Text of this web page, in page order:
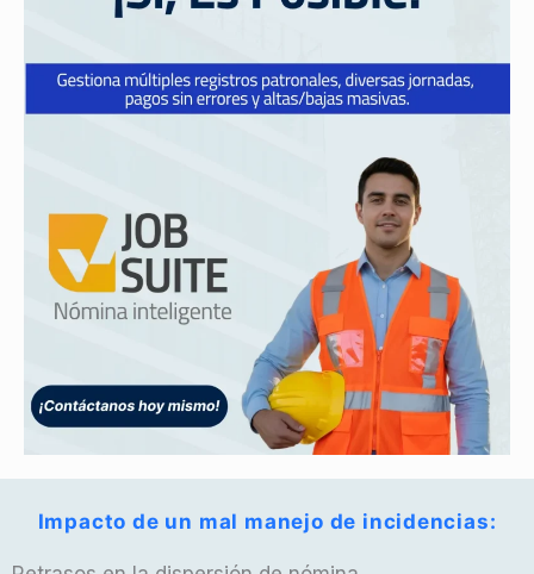
Impacto de un mal manejo de incidencias: